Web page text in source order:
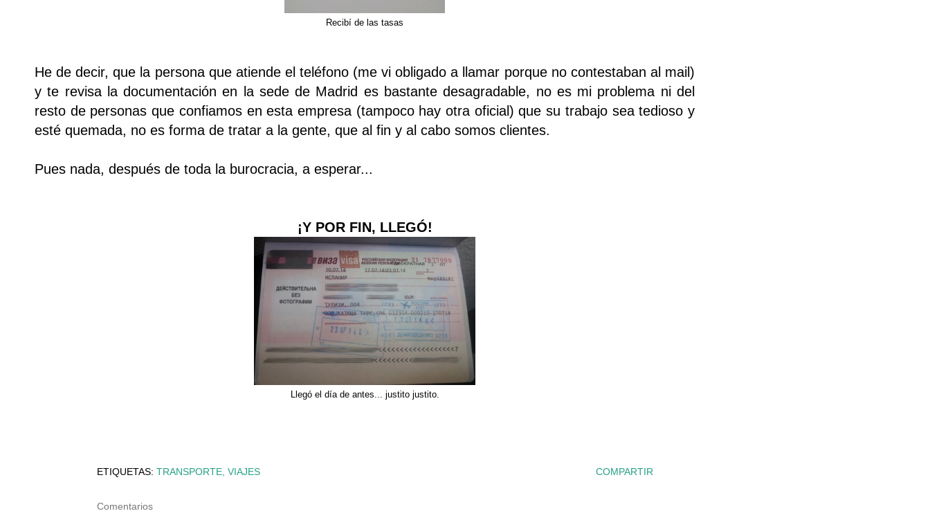
Recibí de las tasas
He de decir, que la persona que atiende el teléfono (me vi obligado a llamar porque no contestaban al mail)
y te revisa la documentación en la sede de Madrid es bastante desagradable, no es mi problema ni del
resto de personas que confiamos en esta empresa (tampoco hay otra oficial) que su trabajo sea tedioso y
esté quemada, no es forma de tratar a la gente, que al fin y al cabo somos clientes.
Pues nada, después de toda la burocracia, a esperar...
¡Y POR FIN, LLEGÓ!
Llegó el día de antes... justito justito.
ETIQUETAS: TRANSPORTE VIAJES COMPARTIR
Comentarios